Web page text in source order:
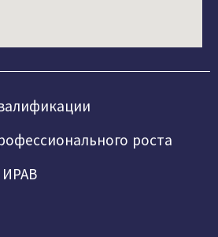
роста
ИРАВ